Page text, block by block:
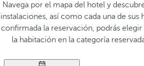
Navega por el mapa del hotel y
instalaciones, así como cada una de sus
confirmada la reservación, podrás
la habitación en la categoría